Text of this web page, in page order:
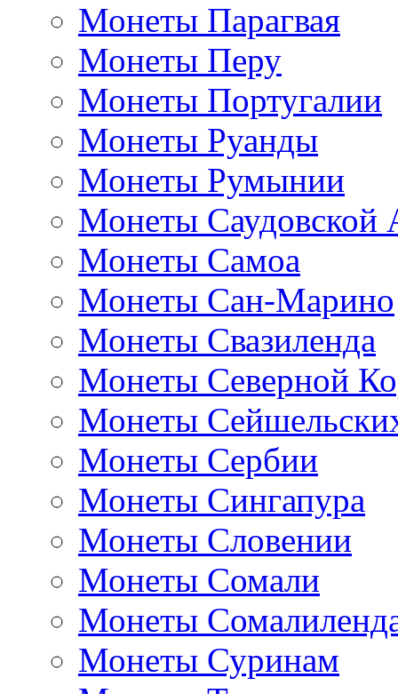
Монеты Парагвая
Монеты Перу
Монеты Португалии
Монеты Руанды
Монеты Румынии
Монеты Саудовской
Монеты Самоа
Монеты Сан-Марино
Монеты Свазиленда
Монеты Северной
Монеты
Монеты Сербии
Монеты Сингапура
Монеты Словении
Монеты Сомали
Монеты
Монеты Суринам